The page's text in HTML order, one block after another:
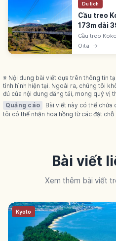
Du lịch
Cầu treo
173m dài
Cầu treo
người đi bộ
Oita →
※ Nội dung bài viết dựa trên thông tin
tình hình hiện tại. Ngoài ra, chúng tôi
đủ của nội dung đăng tải, mong quý vị
Quảng cáo
Bài viết này có thể chứa
tôi có thể nhận hoa hồng từ các đặt
Bài viết
Xem thêm bài viết
Kyoto